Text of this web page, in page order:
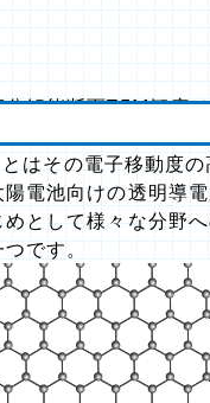
解能断面TEM観察
などに有効です。グ
はその電子移動度の
電池向けの透明導
として様々な分野
です。